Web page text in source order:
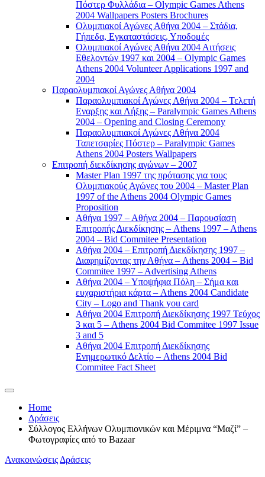
Πόστερ Φυλλάδια – Olympic Games Athens
2004 Wallpapers Posters Brochures
Ολυμπιακοί Αγώνες Αθήνα 2004 – Στάδια,
Γήπεδα, Εγκαταστάσεις, Υποδομές
Ολυμπιακοί Αγώνες Αθήνα 2004 Αιτήσεις
Εθελοντών 1997 και 2004 – Olympic Games
Athens 2004 Volunteer Applications 1997 and
2004
Παραολυμπιακοί Αγώνες Αθήνα 2004
Παραολυμπιακοί Αγώνες Αθήνα 2004 – Τελετή
Εναρξης και Λήξης – Paralympic Games Athens
2004 – Opening and Closing Ceremony
Παραολυμπιακοί Αγώνες Αθήνα 2004
Ταπετσαρίες Πόστερ – Paralympic Games
Athens 2004 Posters Wallpapers
Επιτροπή διεκδίκησης αγώνων – 2007
Master Plan 1997 της πρότασης για τους
Ολυμπιακούς Αγώνες του 2004 – Master Plan
1997 of the Athens 2004 Olympic Games
Proposition
Αθήνα 1997 – Αθήνα 2004 – Παρουσίαση
Επιτροπής Διεκδίκησης – Athens 1997 – Athens
2004 – Bid Commitee Presentation
Αθήνα 2004 – Επιτροπή Διεκδίκησης 1997 –
Διαφημίζοντας την Αθήνα – Athens 2004 – Bid
Commitee 1997 – Advertising Athens
Αθήνα 2004 – Υποψήφια Πόλη – Σήμα και
ευχαριστήρια κάρτα – Athens 2004 Candidate
City – Logo and Thank you card
Αθήνα 2004 Επιτροπή Διεκδίκησης 1997 Τεύχος
3 και 5 – Athens 2004 Bid Commitee 1997 Issue
3 and 5
Αθήνα 2004 Επιτροπή Διεκδίκησης
Ενημερωτικό Δελτίο – Athens 2004 Bid
Commitee Fact Sheet
Home
Δράσεις
Σύλλογος Ελλήνων Ολυμπιονικών και Μέριμνα “Μαζί” –
Φωτογραφίες από το Bazaar
Ανακοινώσεις Δράσεις